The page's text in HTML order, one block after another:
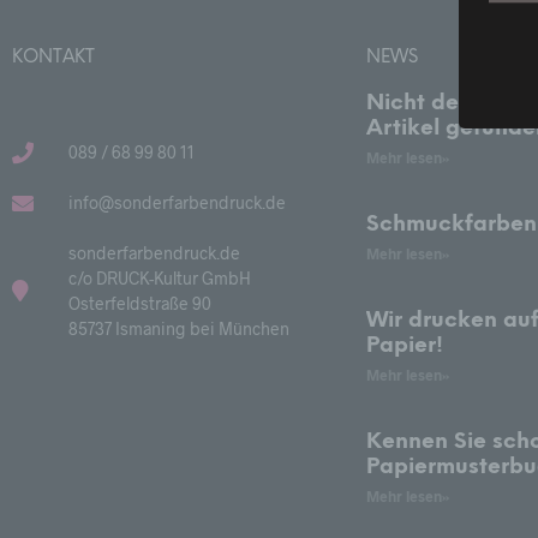
KONTAKT
089 / 68 99 80 11
info@sonderfarbendruck.de
sonderfarbendruck.de
c/o DRUCK-Kultur GmbH
Osterfeldstraße 90
85737 Ismaning bei München
NEWS
Nicht den
Artikel
Schmuckfarben
Wir drucken
Papier!
Kennen Sie